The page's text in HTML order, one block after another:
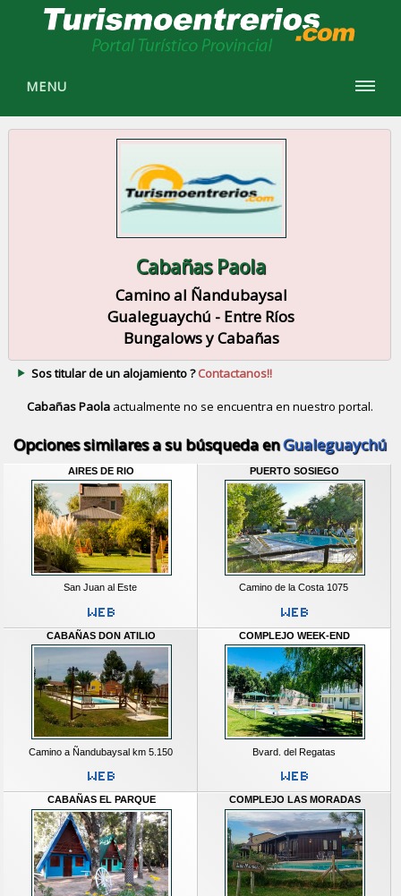
MENU
Cabañas Paola
Camino al Ñandubaysal
Gualeguaychú - Entre Ríos
Bungalows y Cabañas
Sos titular de un alojamiento ?Contactanos!!
Cabañas Paola actualmente no se encuentra en nuestro portal.
Opciones similares a su búsqueda enGualeguaychú
AIRES DE RIO
San Juan al Este
PUERTO SOSIEGO
Camino de la Costa 1075
CABAÑAS DON ATILIO
Camino a Ñandubaysal km 5.150
COMPLEJO WEEK-END
Bvard. del Regatas
CABAÑAS EL PARQUE COMPLEJO LAS MORADAS